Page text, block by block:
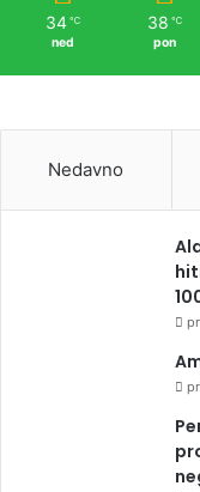
34 ℃
ned
38 ℃
pon
Nedavno